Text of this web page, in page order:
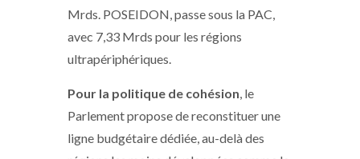
Mrds. POSEIDON, passe sous la PAC,
avec 7,33 Mrds pour les régions
ultrapériphériques.
Pour la politique de cohésion , le
Parlement propose de reconstituer une
ligne budgétaire dédiée, au-delà des